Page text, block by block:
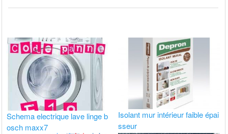
Schema electrique lave linge b
osch maxx7
Isolant mur intérieur faible épai
sseur